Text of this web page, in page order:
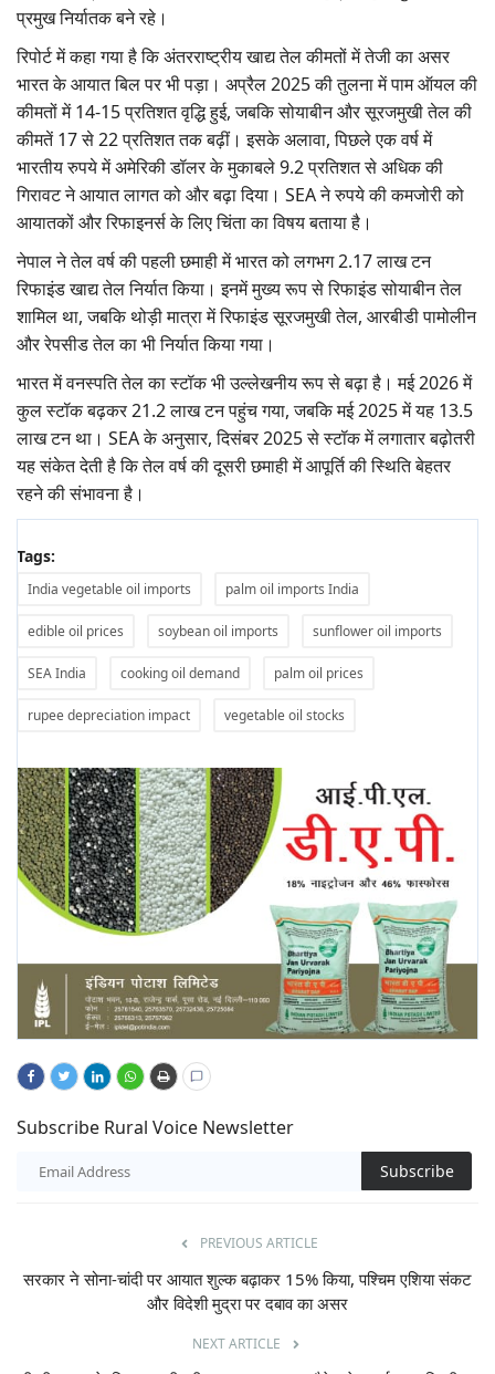
प्रमुख निर्यातक बने रहे।
रिपोर्ट में कहा गया है कि अंतरराष्ट्रीय खाद्य तेल कीमतों में तेजी का असर
भारत के आयात बिल पर भी पड़ा। अप्रैल 2025 की तुलना में पाम ऑयल की
कीमतों में 14-15 प्रतिशत वृद्धि हुई, जबकि सोयाबीन और सूरजमुखी तेल की
कीमतें 17 से 22 प्रतिशत तक बढ़ीं। इसके अलावा, पिछले एक वर्ष में
भारतीय रुपये में अमेरिकी डॉलर के मुकाबले 9.2 प्रतिशत से अधिक की
गिरावट ने आयात लागत को और बढ़ा दिया। SEA ने रुपये की कमजोरी को
आयातकों और रिफाइनर्स के लिए चिंता का विषय बताया है।
नेपाल ने तेल वर्ष की पहली छमाही में भारत को लगभग 2.17 लाख टन
रिफाइंड खाद्य तेल निर्यात किया। इनमें मुख्य रूप से रिफाइंड सोयाबीन तेल
शामिल था, जबकि थोड़ी मात्रा में रिफाइंड सूरजमुखी तेल, आरबीडी पामोलीन
और रेपसीड तेल का भी निर्यात किया गया।
भारत में वनस्पति तेल का स्टॉक भी उल्लेखनीय रूप से बढ़ा है। मई 2026 में
कुल स्टॉक बढ़कर 21.2 लाख टन पहुंच गया, जबकि मई 2025 में यह 13.5
लाख टन था। SEA के अनुसार, दिसंबर 2025 से स्टॉक में लगातार बढ़ोतरी
यह संकेत देती है कि तेल वर्ष की दूसरी छमाही में आपूर्ति की स्थिति बेहतर
रहने की संभावना है।
Tags:
India vegetable oil imports palm oil imports India
edible oil prices soybean oil imports sunflower oil imports
SEA India cooking oil demand palm oil prices
rupee depreciation impact vegetable oil stocks
Subscribe Rural Voice Newsletter
Subscribe
PREVIOUS ARTICLE
सरकार ने सोना-चांदी पर आयात शुल्क बढ़ाकर 15% किया, पश्चिम एशिया संकट
और विदेशी मुद्रा पर दबाव का असर
NEXT ARTICLE